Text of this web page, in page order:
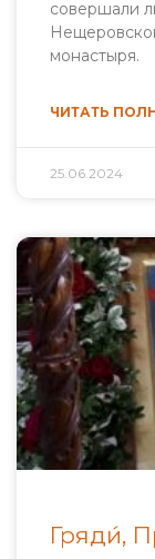
совершали
монастыря.
ЧИТАТЬ
25.06.2024
Гряди́,